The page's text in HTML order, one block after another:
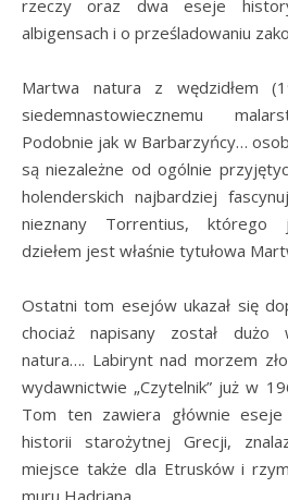
rzeczy oraz dwa eseje
albigensach i o prześladowaniu
Martwa natura z wędzidłem
siedemnastowiecznemu
Podobnie jak w Barbarzyńcy…
są niezależne od ogólnie
holenderskich najbardziej
nieznany Torrentius, którego
dziełem jest właśnie tytułowa
Ostatni tom esejów ukazał się
chociaż napisany został dużo
natura…. Labirynt nad morzem
wydawnictwie „Czytelnik” już w
Tom ten zawiera głównie
historii starożytnej Grecji,
miejsce także dla Etrusków i
muru Hadriana.